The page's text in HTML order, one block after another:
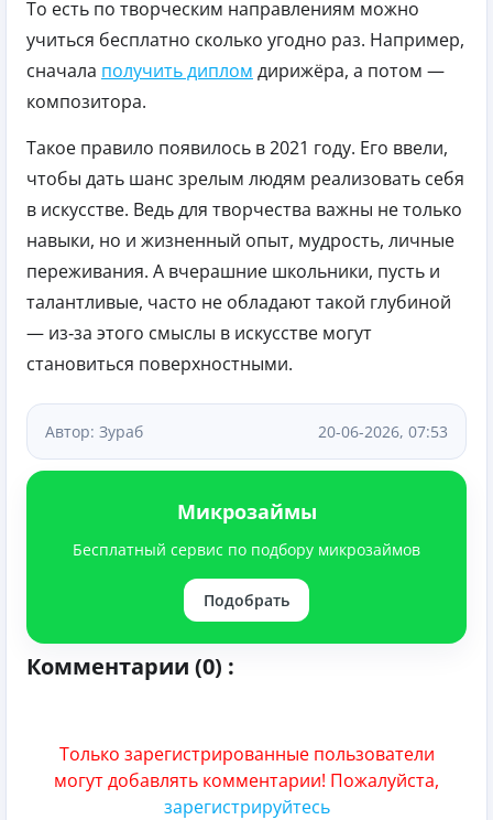
То есть по творческим направлениям можно
учиться бесплатно сколько угодно раз. Например,
сначала получить диплом дирижёра, а потом —
композитора.
Такое правило появилось в 2021 году. Его ввели,
чтобы дать шанс зрелым людям реализовать себя
в искусстве. Ведь для творчества важны не только
навыки, но и жизненный опыт, мудрость, личные
переживания. А вчерашние школьники, пусть и
талантливые, часто не обладают такой глубиной
— из‑за этого смыслы в искусстве могут
становиться поверхностными.
Автор: Зураб 20-06-2026, 07:53
Микрозаймы
Бесплатный сервис по подбору микрозаймов
Подобрать
Комментарии (0) :
Только зарегистрированные пользователи
могут добавлять комментарии! Пожалуйста,
зарегистрируйтесь